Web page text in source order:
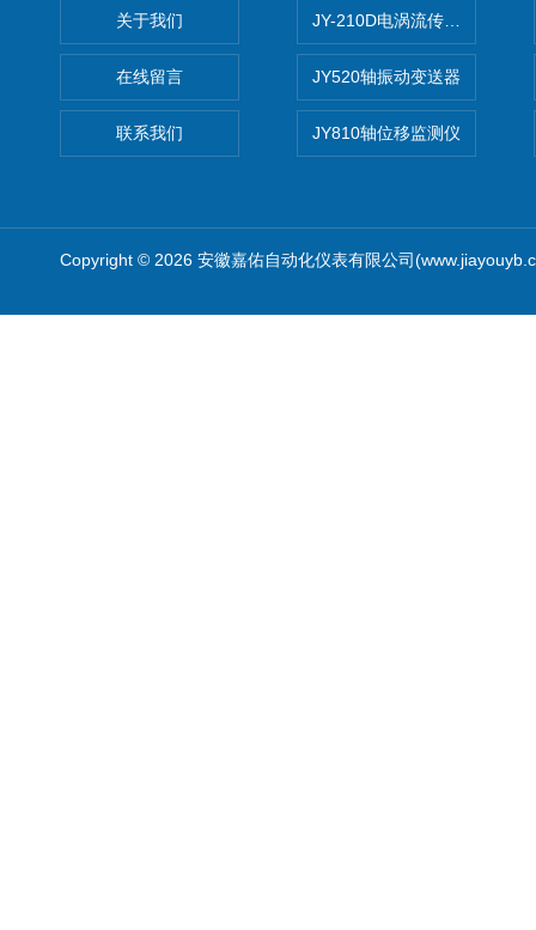
关于我们
在线留言
联系我们
JY-210D电涡流传感器
JY520轴振动变送器
JY810轴位移监测仪
Copyright © 2026 安徽嘉佑自动化仪表有限公司